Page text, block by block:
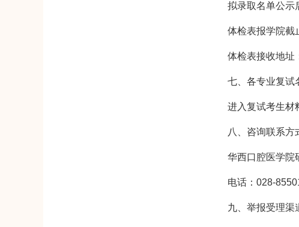
拟录取名单公示后
体检表报学院截止
体检表接收地址：
七、各专业复试
进入复试考生材料
八、咨询联系方
华西口腔医学院研
电话：028-
九、举报受理渠